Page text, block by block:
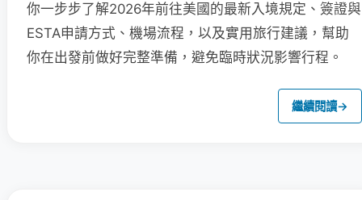
你一步步了解2026年前往美國的最新入境規定、簽證與
ESTA申請方式、機場流程，以及實用旅行建議，幫助
你在出發前做好完整準備，避免臨時狀況影響行程。
繼續閱讀→